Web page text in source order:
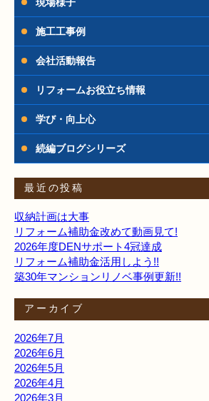
施工工事例
会社活動報告
リフォームお役立ち情報
学び・向上心
続編ブログシリーズ
最近の投稿
収納計画は大事
リフォーム補助金改めて動画見て!
2026年度DENサポート4冠達成
リフォーム補助金活用しよう!!
築30年マンションリノベ事例更新!!
アーカイブ
2026年7月
2026年6月
2026年5月
2026年4月
2026年3月